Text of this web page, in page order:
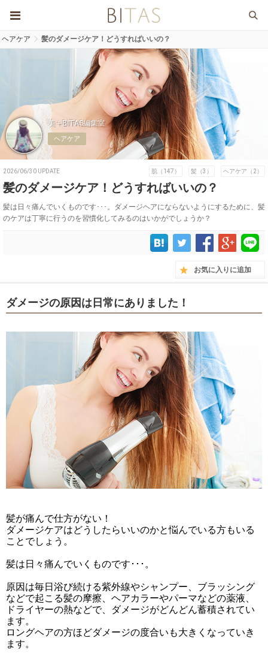
ヘアケア 髪のダメージケア！どうすればいいの？
ヘアケア
美＋BITAS編集室
2026/06/30 UPDATE 肌（147） 髪（3） ヘアケア（2）
髪のダメージケア！どうすればいいの？
髪は日々痛んでいくものです･･･。ダメージヘアにならないようにするために、髪
のケアは丁寧に行うのを習慣化してみるのはいかがでしょうか？
お気に入りに追加
ダメージの原因は日常にありました！
髪が痛んで仕方がない！
ダメージケアはどうしたらいいのかと悩んでいる方もいる
ことでしょう。
髪は日々痛んでいくものです･･･。
原因は毎日浴び続ける紫外線やシャンプー、ブラッシング
などで起こる髪の摩擦、ヘアカラーやパーマなどの薬液、
ドライヤーの熱などで、ダメージがどんどん蓄積されてい
ます。
ロングヘアの方ほどダメージの度合いも大きくなっていき
ます。